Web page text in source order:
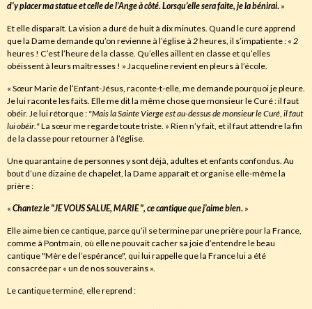
d’y placer ma statue et celle de l’Ange à côté.Lorsqu’elle sera faite, je la bénirai. »
Et elle disparaît. La vision a duré de huit à dix minutes. Quand le curé apprend
que la Dame demande qu’on revienne à l’église à 2heures, il s’impatiente : « 2
heures ! C’est l’heure de la classe. Qu’elles aillent en classe et qu’elles
obéissent à leurs maîtresses ! » Jacqueline revient en pleurs à l’école.
« Sœur Marie de l’Enfant-Jésus, raconte-t-elle, me demande pourquoi je pleure.
Je lui raconte les faits. Elle me dit la même chose que monsieur le Curé : il faut
obéir. Je lui rétorque : "Mais la Sainte Vierge est au-dessus de monsieur le Curé, il faut
lui obéir."La sœur me regarde toute triste. » Rien n’y fait, et il faut attendre la fin
de la classe pour retourner à l’église.
Une quarantaine de personnes y sont déjà, adultes et enfants confondus. Au
bout d’une dizaine de chapelet, la Dame apparaît et organise elle-même la
prière :
« Chantez le "JE VOUS SALUE, MARIE ", ce cantique que j’aime bien. »
Elle aime bien ce cantique, parce qu’il se termine par une prière pour la France,
comme à Pontmain, où elle ne pouvait cacher sa joie d’entendre le beau
cantique "Mère de l’espérance", qui lui rappelle que la France lui a été
consacrée par « un de nos souverains ».
Le cantique terminé, elle reprend :